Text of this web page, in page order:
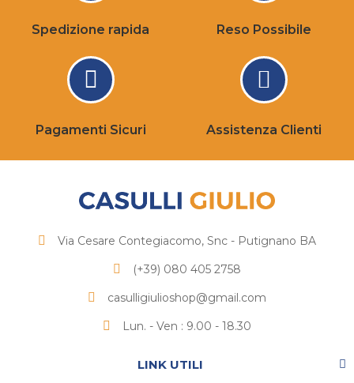
Spedizione rapida Reso Possibile
Pagamenti Sicuri Assistenza Clienti
Via Cesare Contegiacomo, Snc - Putignano BA
(+39) 080 405 2758
casulligiulioshop@gmail.com
Lun. - Ven : 9.00 - 18.30
LINK UTILI